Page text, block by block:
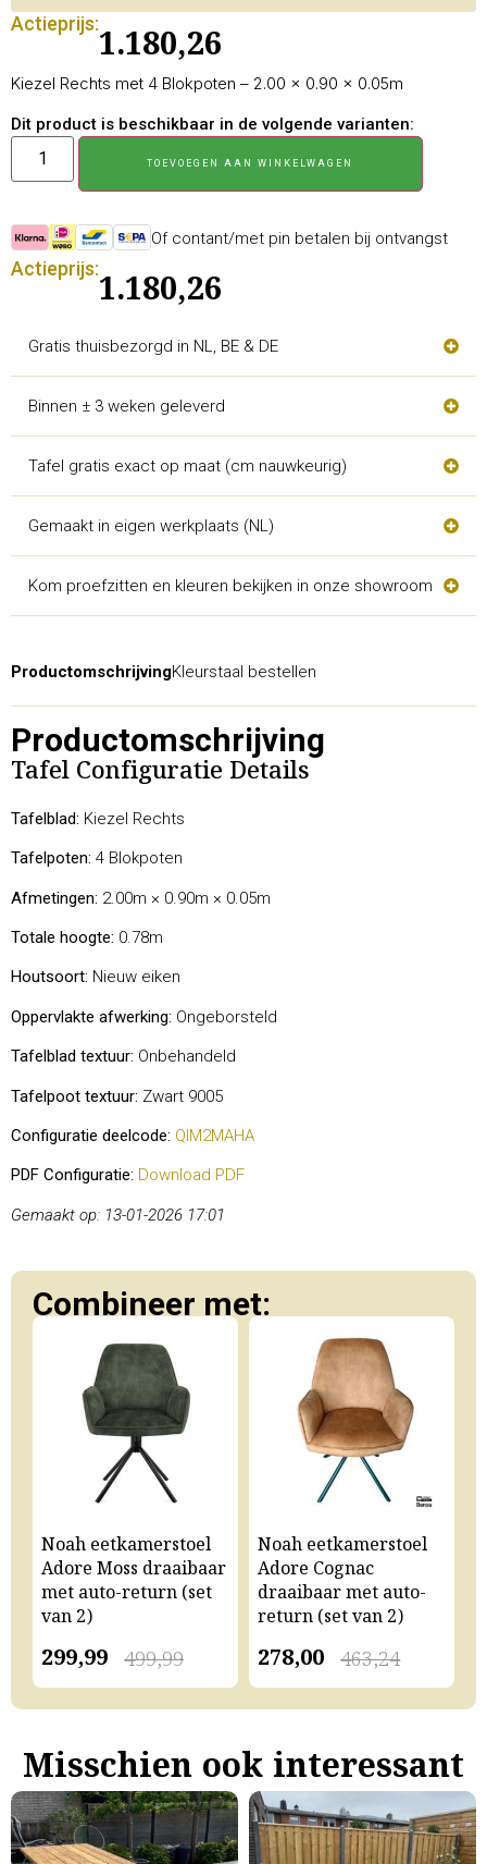
Actieprijs:
1.180,26
Kiezel Rechts met 4 Blokpoten – 2.00 × 0.90 × 0.05m
Dit product is beschikbaar in de volgende varianten:
TOEVOEGEN AAN WINKELWAGEN
Of contant/met pin betalen bij ontvangst
Actieprijs:
1.180,26
Gratis thuisbezorgd in NL, BE & DE
Binnen ± 3 weken geleverd
Tafel gratis exact op maat (cm nauwkeurig)
Gemaakt in eigen werkplaats (NL)
Kom proefzitten en kleuren bekijken in onze showroom
ProductomschrijvingKleurstaal bestellen
Productomschrijving
Tafel Configuratie Details
Tafelblad: Kiezel Rechts
Tafelpoten: 4 Blokpoten
Afmetingen: 2.00m × 0.90m × 0.05m
Totale hoogte: 0.78m
Houtsoort: Nieuw eiken
Oppervlakte afwerking: Ongeborsteld
Tafelblad textuur: Onbehandeld
Tafelpoot textuur: Zwart 9005
Configuratie deelcode: QIM2MAHA
PDF Configuratie: Download PDF
Gemaakt op: 13-01-2026 17:01
Combineer met:
Noah eetkamerstoel
Adore Moss draaibaar
met auto-return (set
van 2)
499,99
299,99
Noah eetkamerstoel
Adore Cognac
draaibaar met auto-
return (set van 2)
463,24
278,00
Misschien ook interessant